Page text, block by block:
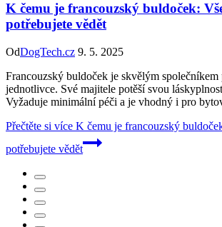
K čemu je francouzský buldoček:
potřebujete vědět
OdDogTech.cz 9. 5. 2025
Francouzský buldoček je skvělým
jednotlivce. Své majitele potěší svou
Vyžaduje minimální péči a je vhodný i pro
Přečtěte si více K čemu je francouzský
potřebujete vědět